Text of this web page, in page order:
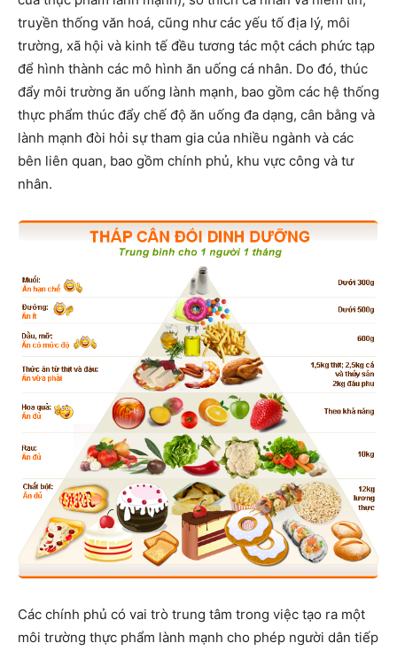
truyền thống văn hoá, cũng như các yếu tố địa lý, môi
trường, xã hội và kinh tế đều tương tác một cách phức tạp
để hình thành các mô hình ăn uống cá nhân. Do đó, thúc
đẩy môi trường ăn uống lành mạnh, bao gồm các hệ thống
thực phẩm thúc đẩy chế độ ăn uống đa dạng, cân bằng và
lành mạnh đòi hỏi sự tham gia của nhiều ngành và các
bên liên quan, bao gồm chính phủ, khu vực công và tư
nhân.
Các chính phủ có vai trò trung tâm trong việc tạo ra một
môi trường thực phẩm lành mạnh cho phép người dân tiếp